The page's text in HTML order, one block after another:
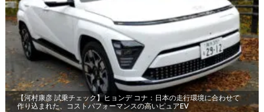
【河村康彦 試乗チェック】ヒョンデ コナ：日本の走行環境に合わせて
作り込まれた、コストパフォーマンスの高いピュアEV